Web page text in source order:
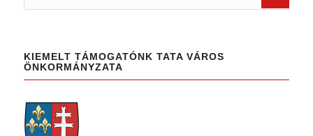
KIEMELT TÁMOGATÓNK TATA VÁROS
ÖNKORMÁNYZATA